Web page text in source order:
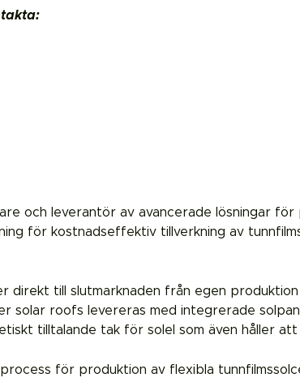
och leverantör av avancerade lösningar
för kostnadseffektiv tillverkning av
direkt till slutmarknaden från egen
solar roofs levereras med integrerade
tilltalande tak för solel som även håller att
för produktion av flexibla